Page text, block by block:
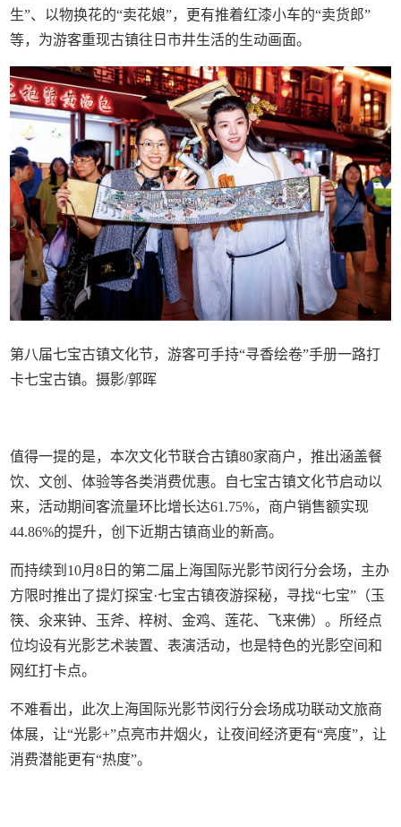
生”、以物换花的“卖花娘”，更有推着红漆小车的“卖货郎”
等，为游客重现古镇往日市井生活的生动画面。
第八届七宝古镇文化节，游客可手持“寻香绘卷”手册一路打
卡七宝古镇。摄影/郭晖
值得一提的是，本次文化节联合古镇80家商户，推出涵盖餐
饮、文创、体验等各类消费优惠。自七宝古镇文化节启动以
来，活动期间客流量环比增长达61.75%，商户销售额实现
44.86%的提升，创下近期古镇商业的新高。
而持续到10月8日的第二届上海国际光影节闵行分会场，主办
方限时推出了提灯探宝·七宝古镇夜游探秘，寻找“七宝”（玉
筷、氽来钟、玉斧、梓树、金鸡、莲花、飞来佛）。所经点
位均设有光影艺术装置、表演活动，也是特色的光影空间和
网红打卡点。
不难看出，此次上海国际光影节闵行分会场成功联动文旅商
体展，让“光影+”点亮市井烟火，让夜间经济更有“亮度”，让
消费潜能更有“热度”。